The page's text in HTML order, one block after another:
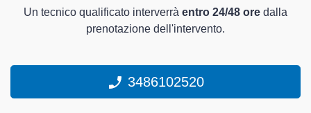
Un tecnico qualificato interverrà entro 24/48 ore dalla
prenotazione dell'intervento.
3486102520